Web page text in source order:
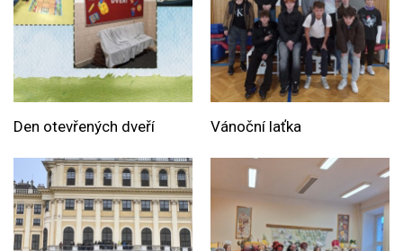
Den otevřených dveří Vánoční laťka